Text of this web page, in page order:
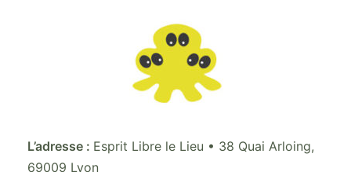
L’adresse : Esprit Libre le Lieu • 38 Quai Arloing,
69009 Lyon